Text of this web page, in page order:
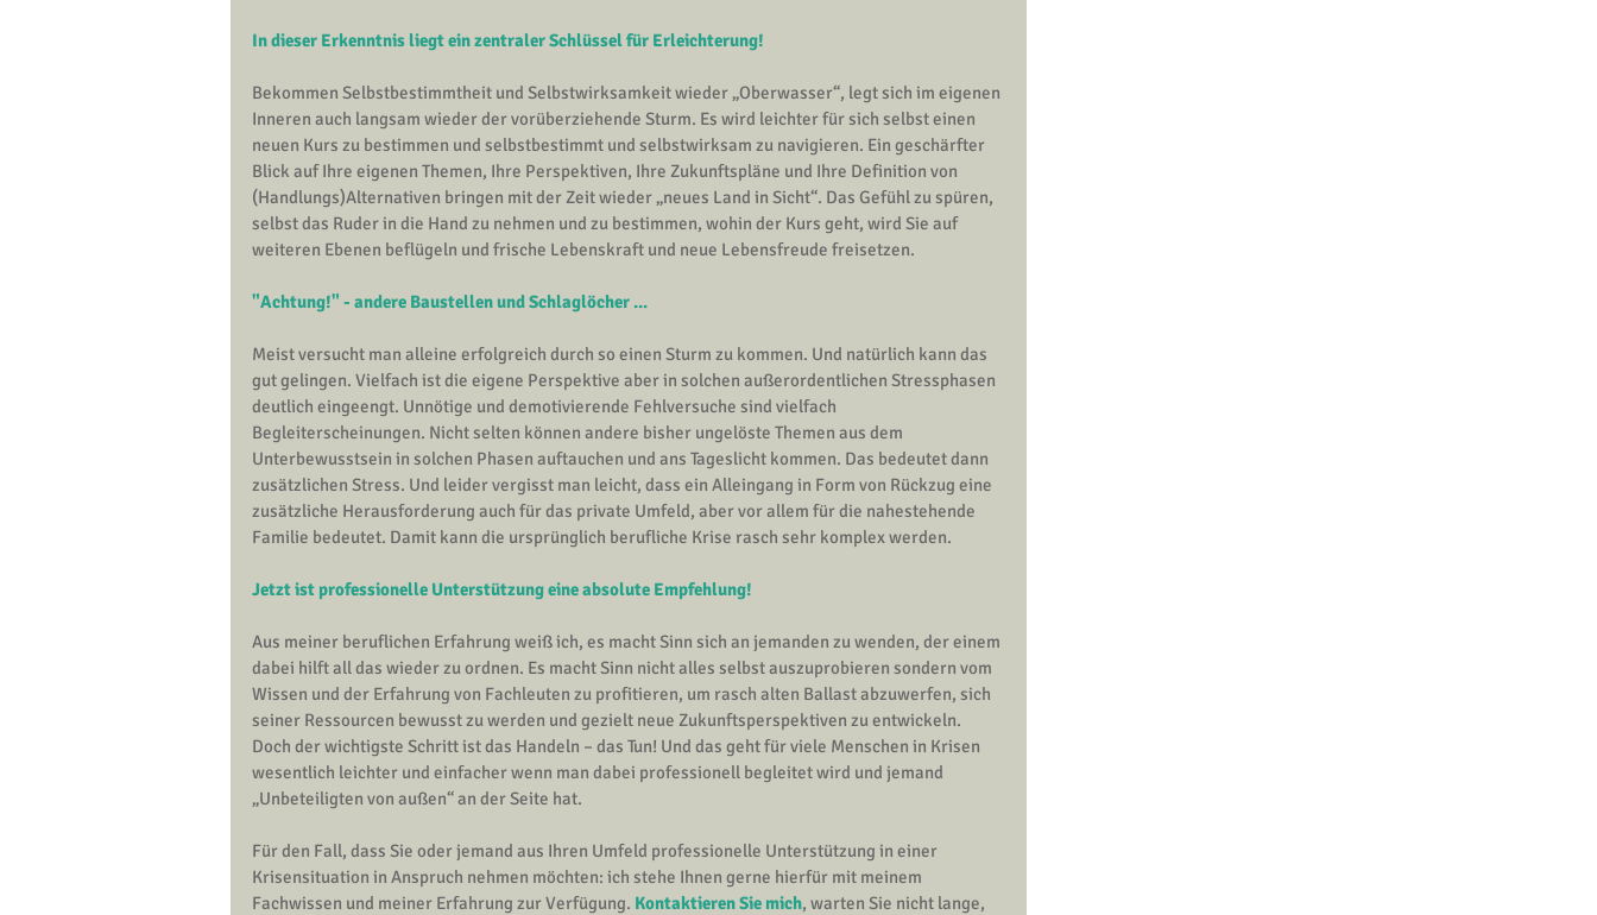
In dieser Erkenntnis liegt ein zentraler Schlüssel für Erleichterung!
Bekommen Selbstbestimmtheit und Selbstwirksamkeit wieder „Oberwasser“, legt sich im eigenen
Inneren auch langsam wieder der vorüberziehende Sturm. Es wird leichter für sich selbst einen
neuen Kurs zu bestimmen und selbstbestimmt und selbstwirksam zu navigieren. Ein geschärfter
Blick auf Ihre eigenen Themen, Ihre Perspektiven, Ihre Zukunftspläne und Ihre Definition von
(Handlungs)Alternativen bringen mit der Zeit wieder „neues Land in Sicht“. Das Gefühl zu spüren,
selbst das Ruder in die Hand zu nehmen und zu bestimmen, wohin der Kurs geht, wird Sie auf
weiteren Ebenen beflügeln und frische Lebenskraft und neue Lebensfreude freisetzen.
"Achtung!" - andere Baustellen und Schlaglöcher ...
Meist versucht man alleine erfolgreich durch so einen Sturm zu kommen. Und natürlich kann das
gut gelingen. Vielfach ist die eigene Perspektive aber in solchen außerordentlichen Stressphasen
deutlich eingeengt. Unnötige und demotivierende Fehlversuche sind vielfach
Begleiterscheinungen. Nicht selten können andere bisher ungelöste Themen aus dem
Unterbewusstsein in solchen Phasen auftauchen und ans Tageslicht kommen. Das bedeutet dann
zusätzlichen Stress. Und leider vergisst man leicht, dass ein Alleingang in Form von Rückzug eine
zusätzliche Herausforderung auch für das private Umfeld, aber vor allem für die nahestehende
Familie bedeutet. Damit kann die ursprünglich berufliche Krise rasch sehr komplex werden.
Jetzt ist professionelle Unterstützung eine absolute Empfehlung!
Aus meiner beruflichen Erfahrung weiß ich, es macht Sinn sich an jemanden zu wenden, der einem
dabei hilft all das wieder zu ordnen. Es macht Sinn nicht alles selbst auszuprobieren sondern vom
Wissen und der Erfahrung von Fachleuten zu profitieren, um rasch alten Ballast abzuwerfen, sich
seiner Ressourcen bewusst zu werden und gezielt neue Zukunftsperspektiven zu entwickeln.
Doch der wichtigste Schritt ist das Handeln – das Tun! Und das geht für viele Menschen in Krisen
wesentlich leichter und einfacher wenn man dabei professionell begleitet wird und jemand
„Unbeteiligten von außen“ an der Seite hat.
Für den Fall, dass Sie oder jemand aus Ihren Umfeld professionelle Unterstützung in einer
Krisensituation in Anspruch nehmen möchten: ich stehe Ihnen gerne hierfür mit meinem
Fachwissen und meiner Erfahrung zur Verfügung. Kontaktieren Sie mich, warten Sie nicht lange,